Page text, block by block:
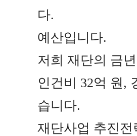
다.
예산입니다.
저희 재단의 금
인건비 32억 원 ,
습니다.
재단사업 추진전